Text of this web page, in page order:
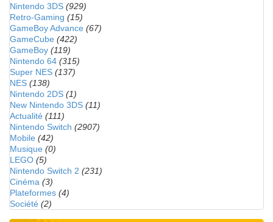
Nintendo 3DS (929)
Retro-Gaming (15)
GameBoy Advance (67)
GameCube (422)
GameBoy (119)
Nintendo 64 (315)
Super NES (137)
NES (138)
Nintendo 2DS (1)
New Nintendo 3DS (11)
Actualité (111)
Nintendo Switch (2907)
Mobile (42)
Musique (0)
LEGO (5)
Nintendo Switch 2 (231)
Cinéma (3)
Plateformes (4)
Société (2)